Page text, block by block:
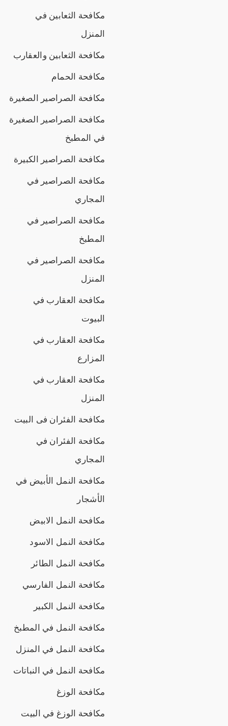
مكافحة الثعابين في
المنزل
مكافحة الثعابين والعقارب
مكافحة الحمام
مكافحة الصراصير الصغيرة
مكافحة الصراصير الصغيرة
في المطبخ
مكافحة الصراصير الكبيرة
مكافحة الصراصير في
المجاري
مكافحة الصراصير في
المطبخ
مكافحة الصراصير في
المنزل
مكافحة العقارب في
البيوت
مكافحة العقارب في
المزارع
مكافحة العقارب في
المنزل
مكافحة الفئران فى البيت
مكافحة الفئران في
المجاري
مكافحة النمل الأبيض في
الأشجار
مكافحة النمل الابيض
مكافحة النمل الاسود
مكافحة النمل الطائر
مكافحة النمل الفارسي
مكافحة النمل الكبير
مكافحة النمل في المطبخ
مكافحة النمل في المنزل
مكافحة النمل في النباتات
مكافحة الوزغ
مكافحة الوزغ في البيت